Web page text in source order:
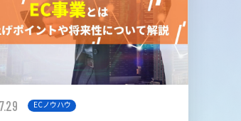
ECノウハウ